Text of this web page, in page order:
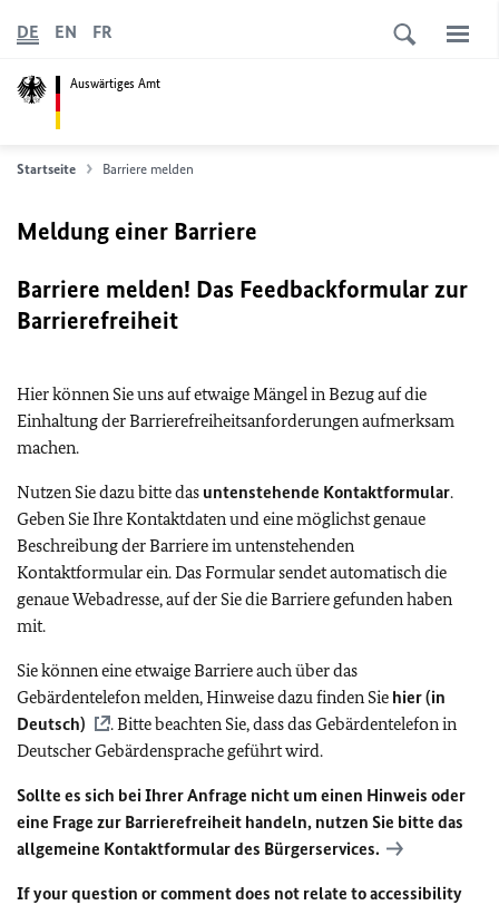
Auswärtiges Amt
DE EN FR
Startseite Barriere melden
Meldung einer Barriere
Barriere melden! Das Feedbackformular zur
Barrierefreiheit
Hier können Sie uns auf etwaige Mängel in Bezug auf die
Einhaltung der Barrierefreiheitsanforderungen aufmerksam
machen.
Nutzen Sie dazu bitte das untenstehende Kontaktformular.
Geben Sie Ihre Kontaktdaten und eine möglichst genaue
Beschreibung der Barriere im untenstehenden
Kontaktformular ein. Das Formular sendet automatisch die
genaue Webadresse, auf der Sie die Barriere gefunden haben
mit.
Sie können eine etwaige Barriere auch über das
Gebärdentelefon melden, Hinweise dazu finden Sie hier (in
Deutsch)
. Bitte beachten Sie, dass das Gebärdentelefon in
Deutscher Gebärdensprache geführt wird.
Sollte es sich bei Ihrer Anfrage nicht um einen Hinweis oder
eine Frage zur Barrierefreiheit handeln, nutzen Sie bitte das
allgemeine Kontaktformular des Bürgerservices.
If your question or comment does not relate to accessibility